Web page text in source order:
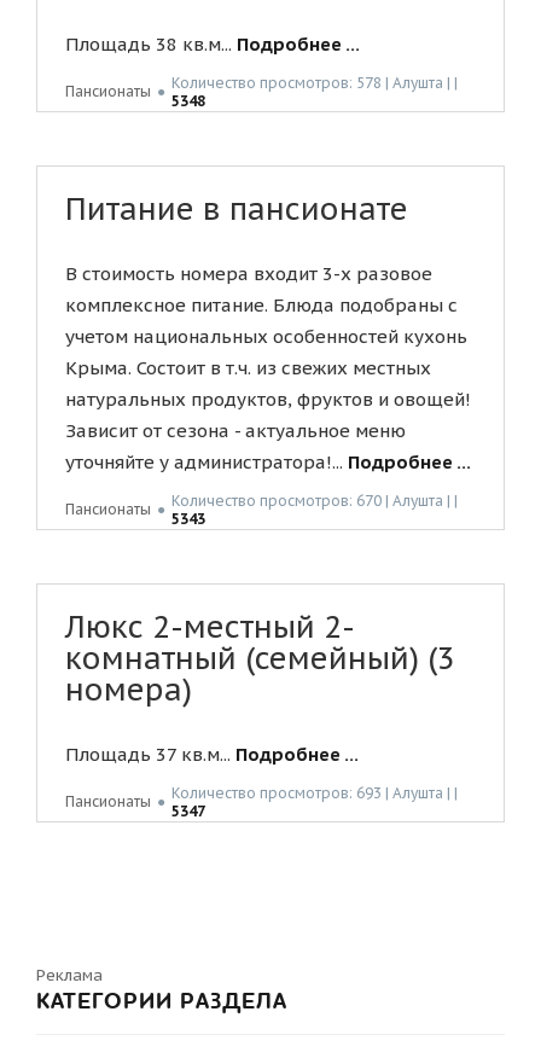
Площадь 38 кв.м... Подробнее ...
Пансионаты ● Количество просмотров: 578 | Алушта | |
5348
Питание в пансионате
В стоимость номера входит 3-х разовое
комплексное питание. Блюда подобраны с
учетом национальных особенностей кухонь
Крыма. Состоит в т.ч. из свежих местных
натуральных продуктов, фруктов и овощей!
Зависит от сезона - актуальное меню
уточняйте у администратора!... Подробнее ...
Пансионаты ● Количество просмотров: 670 | Алушта | |
5343
Люкс 2-местный 2-
комнатный (семейный) (3
номера)
Площадь 37 кв.м... Подробнее ...
Пансионаты ● Количество просмотров: 693 | Алушта | |
5347
Реклама
КАТЕГОРИИ РАЗДЕЛА